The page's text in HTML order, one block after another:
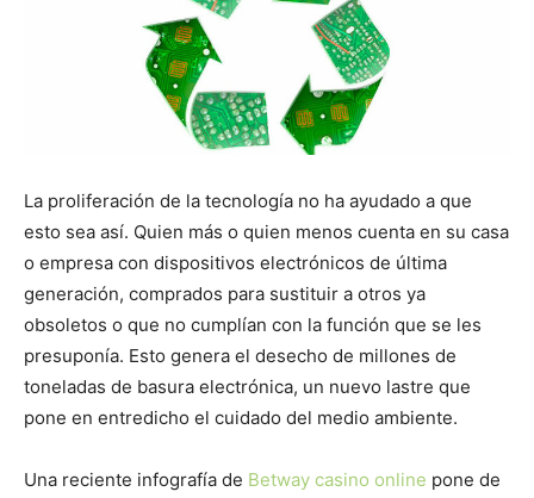
La proliferación de la tecnología no ha ayudado a que
esto sea así. Quien más o quien menos cuenta en su casa
o empresa con dispositivos electrónicos de última
generación, comprados para sustituir a otros ya
obsoletos o que no cumplían con la función que se les
presuponía. Esto genera el desecho de millones de
toneladas de basura electrónica, un nuevo lastre que
pone en entredicho el cuidado del medio ambiente.
Una reciente infografía de Betway casino online pone de